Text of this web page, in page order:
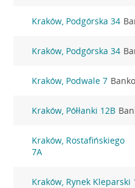
Kraków, Podgórska 34
Kraków, Podgórska 34
Kraków, Podwale 7
Kraków, Półłanki 12B
Kraków, Rostafińskiego
7A
Kraków, Rynek Kleparski